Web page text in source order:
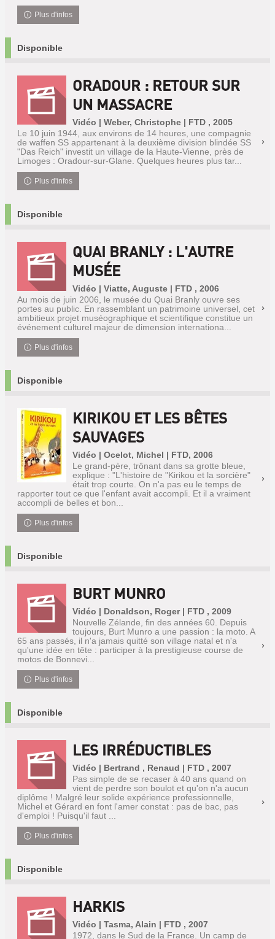
Plus d'infos
Disponible
ORADOUR : RETOUR SUR
UN MASSACRE
Vidéo | Weber, Christophe | FTD , 2005
Le 10 juin 1944, aux environs de 14 heures, une compagnie
de waffen SS appartenant à la deuxième division blindée SS
"Das Reich" investit un village de la Haute-Vienne, près de
Limoges : Oradour-sur-Glane. Quelques heures plus tar...
Plus d'infos
Disponible
QUAI BRANLY : L'AUTRE
MUSÉE
Vidéo | Viatte, Auguste | FTD , 2006
Au mois de juin 2006, le musée du Quai Branly ouvre ses
portes au public. En rassemblant un patrimoine universel, cet
ambitieux projet muséographique et scientifique constitue un
événement culturel majeur de dimension internationa...
Plus d'infos
Disponible
KIRIKOU ET LES BÊTES
SAUVAGES
Vidéo | Ocelot, Michel | FTD, 2006
Le grand-père, trônant dans sa grotte bleue,
explique : "L'histoire de "Kirikou et la sorcière"
était trop courte. On n'a pas eu le temps de
rapporter tout ce que l'enfant avait accompli. Et il a vraiment
accompli de belles et bon...
Plus d'infos
Disponible
BURT MUNRO
Vidéo | Donaldson, Roger | FTD , 2009
Nouvelle Zélande, fin des années 60. Depuis
toujours, Burt Munro a une passion : la moto. A
65 ans passés, il n'a jamais quitté son village natal et n'a
qu'une idée en tête : participer à la prestigieuse course de
motos de Bonnevi...
Plus d'infos
Disponible
LES IRRÉDUCTIBLES
Vidéo | Bertrand , Renaud | FTD , 2007
Pas simple de se recaser à 40 ans quand on
vient de perdre son boulot et qu'on n'a aucun
diplôme ! Malgré leur solide expérience professionnelle,
Michel et Gérard en font l'amer constat : pas de bac, pas
d'emploi ! Puisqu'il faut ...
Plus d'infos
Disponible
HARKIS
Vidéo | Tasma, Alain | FTD , 2007
1972, dans le Sud de la France. Un camp de